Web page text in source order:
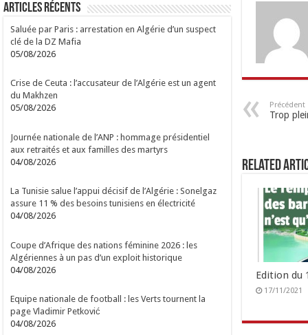
Précédent
Trop
Related
Edition du
17/11/2021
Articles Récents
Saluée par Paris : arrestation en Algérie d’un suspect
clé de la DZ Mafia
05/08/2026
Crise de Ceuta : l’accusateur de l’Algérie est un agent
du Makhzen
05/08/2026
Journée nationale de l’ANP : hommage présidentiel
aux retraités et aux familles des martyrs
04/08/2026
La Tunisie salue l’appui décisif de l’Algérie : Sonelgaz
assure 11 % des besoins tunisiens en électricité
04/08/2026
Coupe d’Afrique des nations féminine 2026 : les
Algériennes à un pas d’un exploit historique
04/08/2026
Equipe nationale de football : les Verts tournent la
page Vladimir Petković
04/08/2026